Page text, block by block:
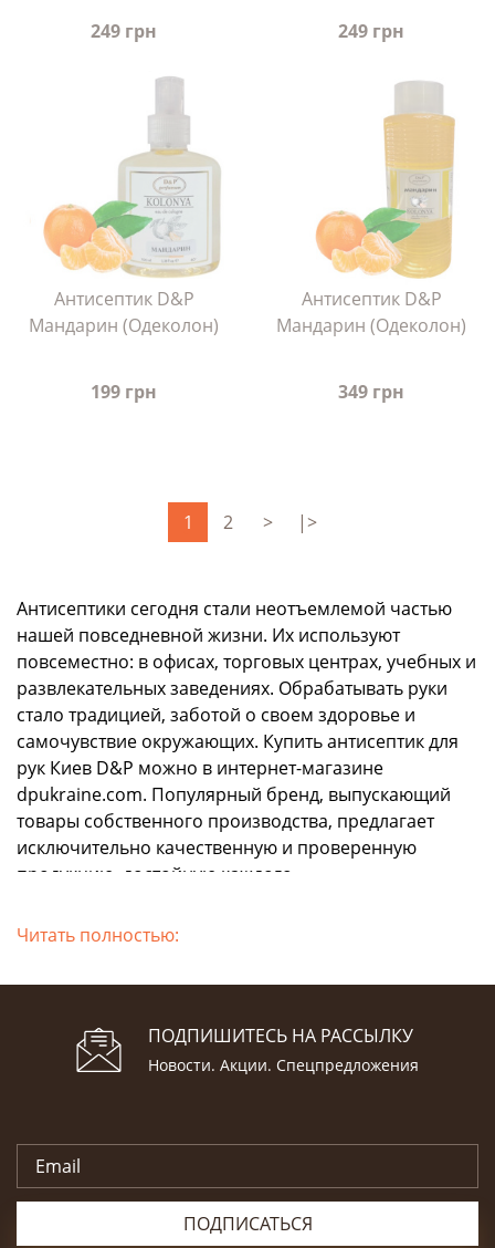
249 грн 249 грн
Антисептик D&P
Мандарин (Одеколон)
199 грн
Антисептик D&P
Мандарин (Одеколон)
349 грн
1 2 > |>
Антисептики сегодня стали неотъемлемой частью
нашей повседневной жизни. Их используют
повсеместно: в офисах, торговых центрах, учебных и
развлекательных заведениях. Обрабатывать руки
стало традицией, заботой о своем здоровье и
самочувствие окружающих. Купить антисептик для
рук Киев D&P можно в интернет-магазине
dpukraine.com. Популярный бренд, выпускающий
товары собственного производства, предлагает
исключительно качественную и проверенную
продукцию, достойную каждого.
Купить антисептик D&P:
Заметим, что именно они вызывают
многочисленные болезни, которых можно с
средствами:
легко;
Читать полностью:
ПОДПИШИТЕСЬ НА РАССЫЛКУ
Новости. Акции. Спецпредложения
ПОДПИСАТЬСЯ